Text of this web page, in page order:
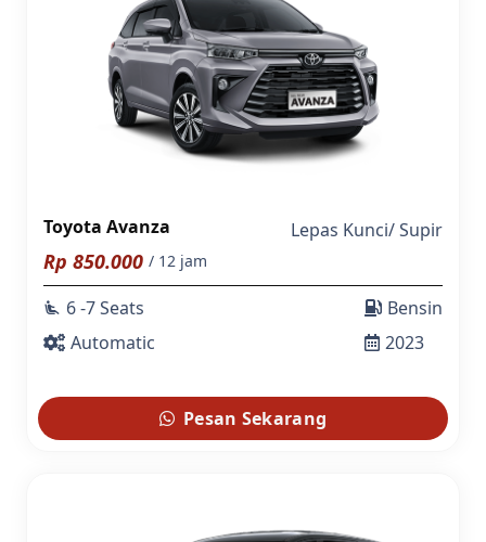
Toyota Avanza Lepas Kunci/Supir
Rp 850.000 / 12 jam
airline_seat_recline_extra 6 -7 Seats
Automatic
Bensin
2023
Pesan Sekarang